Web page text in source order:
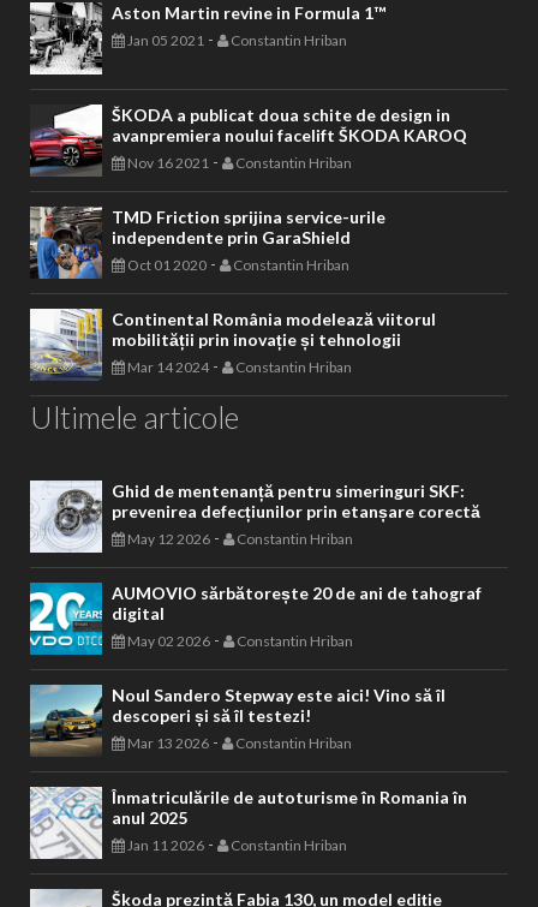
Aston Martin revine in Formula 1™
Jan 05 2021 - Constantin Hriban
ŠKODA a publicat doua schite de design in
avanpremiera noului facelift ŠKODA KAROQ
Nov 16 2021 - Constantin Hriban
TMD Friction sprijina service-urile
independente prin GaraShield
Oct 01 2020 - Constantin Hriban
Continental România modelează viitorul
mobilității prin inovație și tehnologii
Mar 14 2024- Constantin Hriban
Ultimele articole
Ghid de mentenanță pentru simeringuri SKF:
prevenirea defecțiunilor prin etanșare corectă
May 12 2026 - Constantin Hriban
AUMOVIO sărbătorește 20 de ani de tahograf
digital
May 02 2026 - Constantin Hriban
Noul Sandero Stepway este aici! Vino să îl
descoperi și să îl testezi!
Mar 13 2026 - Constantin Hriban
Înmatriculările de autoturisme în Romania în
anul 2025
Jan 11 2026 - Constantin Hriban
Škoda prezintă Fabia 130, un model ediție